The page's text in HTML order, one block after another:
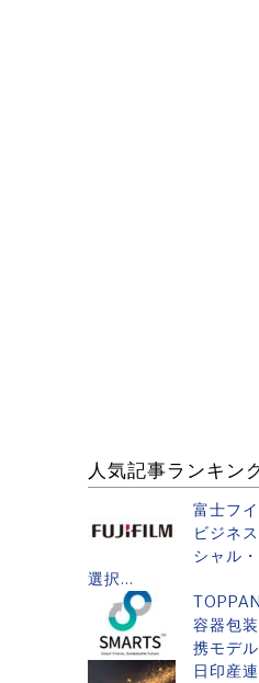
人気記事ランキン
富士フ
ビジネ
シャル
選択...
容器包
携モデ
日印産